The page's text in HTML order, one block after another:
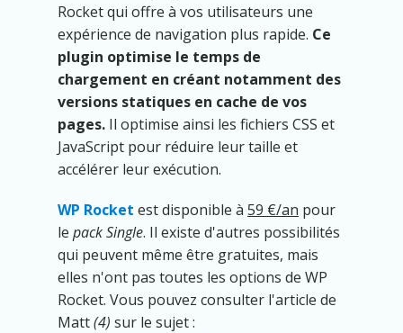
Rocket qui offre à vos utilisateurs une
expérience de navigation plus rapide. Ce
plugin optimise le temps de
chargement en créant notamment des
versions statiques en cache de vos
pages. Il optimise ainsi les fichiers CSS et
JavaScript pour réduire leur taille et
accélérer leur exécution.
WP Rocket est disponible à 59 €/an pour
le pack Single. Il existe d'autres possibilités
qui peuvent même être gratuites, mais
elles n'ont pas toutes les options de WP
Rocket. Vous pouvez consulter l'article de
Matt(4) sur le sujet :